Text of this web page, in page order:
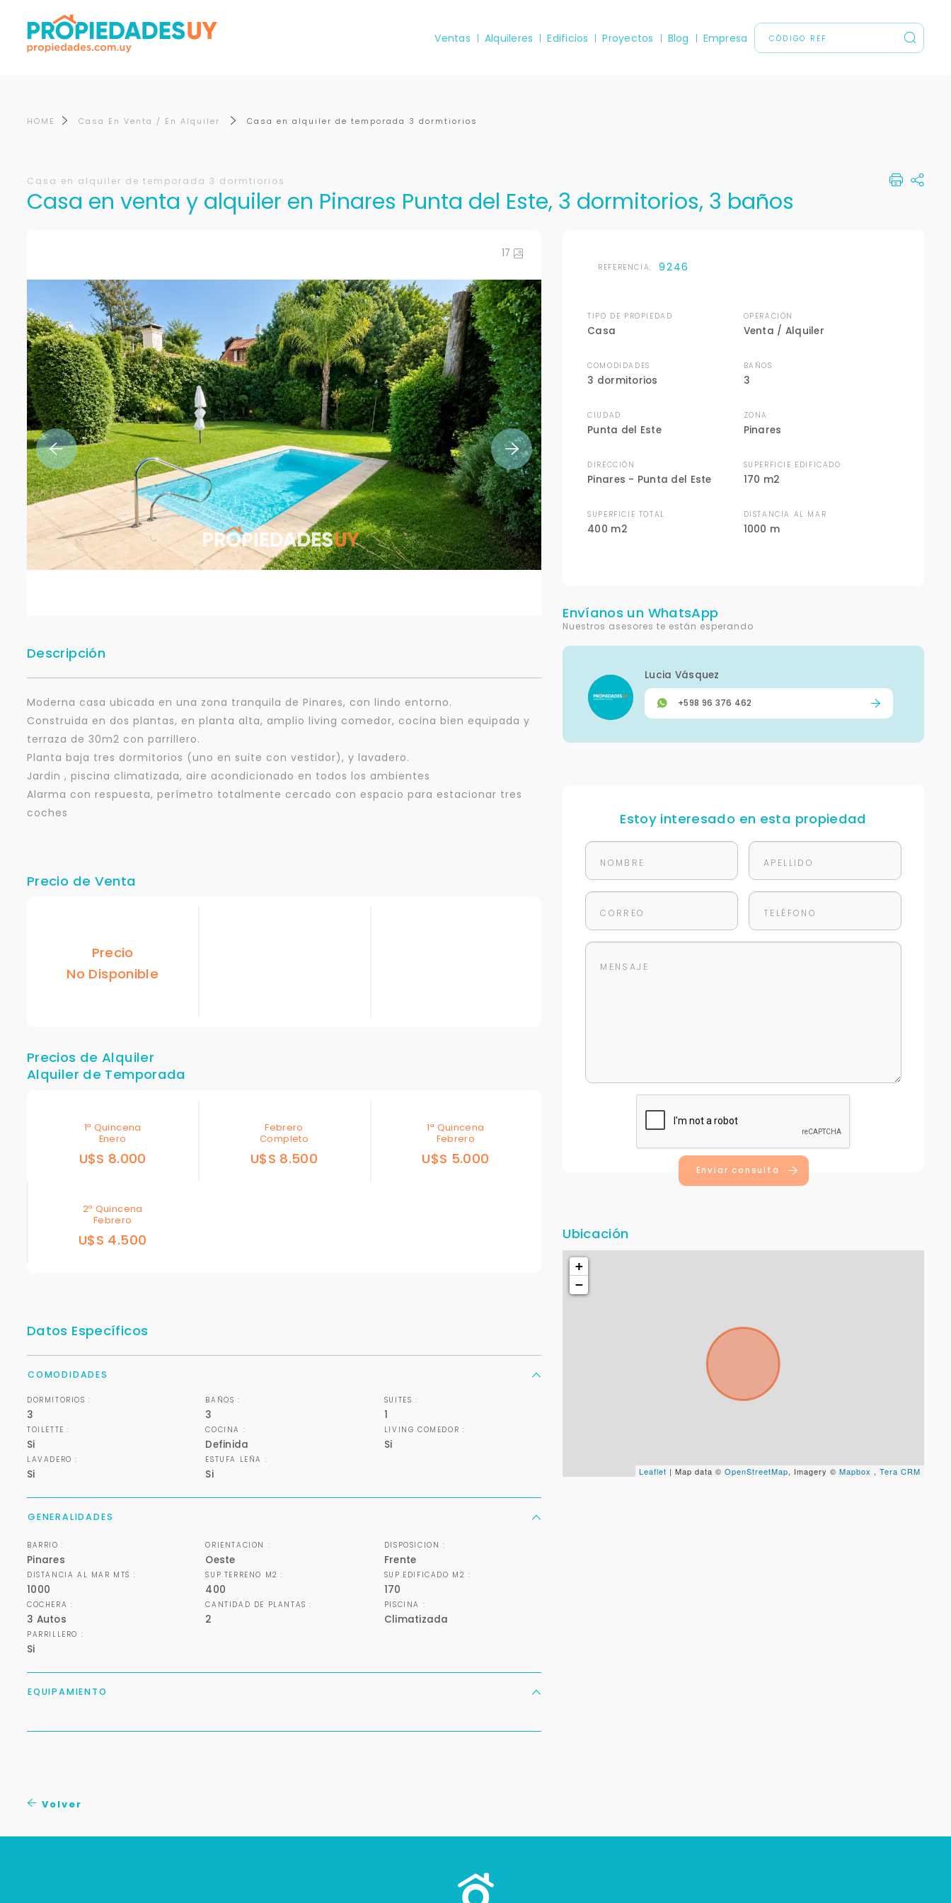
Ventas Alquileres Edificios Proyectos Blog Empresa
HOME Casa En Venta / En Alquiler Casa en alquiler de temporada 3 dormtiorios
Casa en alquiler de temporada 3 dormtiorios
Casa en venta y alquiler en Pinares Punta del Este, 3 dormitorios, 3 baños
17
Descripción
Moderna casa ubicada en una zona tranquila de Pinares, con lindo entorno.
Construida en dos plantas, en planta alta, amplio living comedor, cocina bien equipada y
terraza de 30m2 con parrillero.
Planta baja tres dormitorios (uno en suite con vestidor), y lavadero.
Jardin , piscina climatizada, aire acondicionado en todos los ambientes
Alarma con respuesta, perímetro totalmente cercado con espacio para estacionar tres
coches
Precio de Venta
Precio
No Disponible
Precios de Alquiler
Alquiler de Temporada
1ª Quincena
Enero
U$S 8.000
Febrero
Completo
U$S 8.500
1ª Quincena
Febrero
U$S 5.000
2ª Quincena
Febrero
U$S 4.500
Datos Específicos
COMODIDADES
DORMITORIOS :
3
BAÑOS :
3
SUITES :
1
TOILETTE :
Si
COCINA :
Definida
LIVING COMEDOR :
Si
LAVADERO :
Si
ESTUFA LEÑA :
Si
GENERALIDADES
BARRIO :
Pinares
ORIENTACION :
Oeste
DISPOSICION :
Frente
DISTANCIA AL MAR MTS :
1000
SUP.TERRENO M2 :
400
SUP.EDIFICADO M2 :
170
COCHERA :
3 Autos
CANTIDAD DE PLANTAS :
2
PISCINA :
Climatizada
PARRILLERO :
Si
EQUIPAMIENTO
REFERENCIA: 9246
TIPO DE PROPIEDAD
Casa
OPERACIÓN
Venta / Alquiler
COMODIDADES
3 dormitorios
BAÑOS
3
CIUDAD
Punta del Este
ZONA
Pinares
DIRECCIÓN
Pinares - Punta del Este
SUPERFICIE EDIFICADO
170 m2
SUPERFICIE TOTAL
400 m2
DISTANCIA AL MAR
1000 m
Envíanos un WhatsApp
Nuestros asesores te están esperando
Lucia Vásquez
+598 96 376 462
Estoy interesado en esta propiedad
Enviar consulta
Ubicación
+
−
Leaflet | Map data © OpenStreetMap, Imagery © Mapbox , Tera CRM
Volver
Déjanos tus datos para identificar tu consulta en el sistema de gestión de
Tus datos están seguros
Continuar por WhatsApp
Buscamos darte la mejor experiencia.
Con estos datos podemos responderte mejor y más rápido.